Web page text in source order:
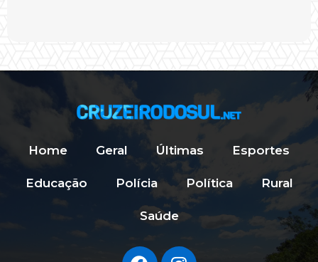
Home Geral Últimas Esportes
Educação Polícia Política Rural
Saúde